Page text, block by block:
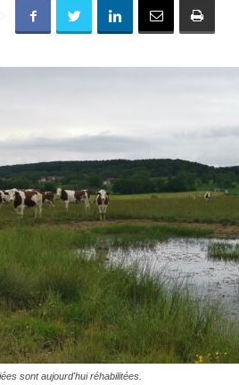
sont aujourd'hui réhabilitées.